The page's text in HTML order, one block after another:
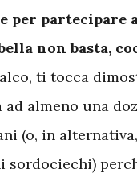
per partecipare
non basta,
ti tocca
ad almeno una
(o, in